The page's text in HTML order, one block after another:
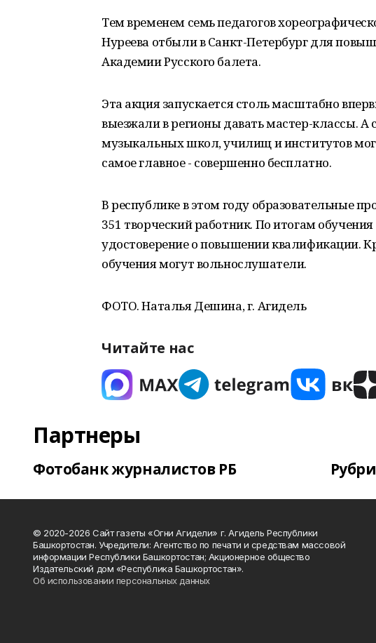
Тем временем семь педагогов
Нуреева отбыли в Санкт-Петербург для
Академии Русского балета.
Эта акция запускается столь масштабно
выезжали в регионы давать мастер-классы. А
музыкальных школ, училищ и институтов
самое главное - совершенно бесплатно.
В республике в этом году образовательные
351 творческий работник. По итогам
удостоверение о повышении квалификации.
обучения могут вольнослушатели.
ФОТО. Наталья Дешина, г. Агидель
Читайте нас
Партнеры
Фотобанк журналистов РБ
© 2020-2026 Сайт газеты «Огни Агидели» г. Агидель Республики
Башкортостан. Учредители: Агентство по печати и средствам массовой
информации Республики Башкортостан; Акционерное общество
Издательский дом «Республика Башкортостан».
Об использовании персональных данных